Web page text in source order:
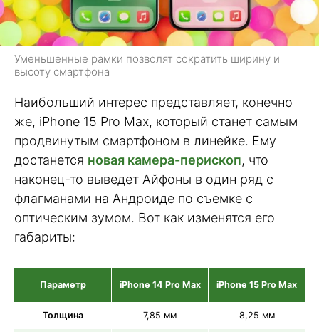
Уменьшенные рамки позволят сократить ширину и
высоту смартфона
Наибольший интерес представляет, конечно
же, iPhone 15 Pro Max, который станет самым
продвинутым смартфоном в линейке. Ему
достанется новая камера-перископ, что
наконец-то выведет Айфоны в один ряд с
флагманами на Андроиде по съемке с
оптическим зумом. Вот как изменятся его
габариты:
Параметр iPhone 14 Pro Max iPhone 15 Pro Max
Толщина 7,85 мм 8,25 мм